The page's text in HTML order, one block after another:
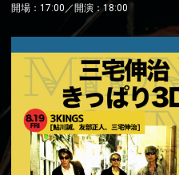
開場：17:00／開演：18:00